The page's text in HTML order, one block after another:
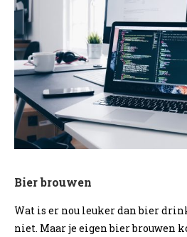
Bier brouwen
Wat is er nou leuker dan bier
niet. Maar je eigen bier brouwen